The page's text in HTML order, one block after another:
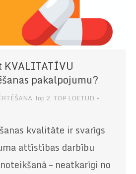
KVALITATĪVU
pakalpojumu?
, top 2, TOP LOETUD
kvalitāte ir svarīgs
attīstības darbību
– neatkarīgi no